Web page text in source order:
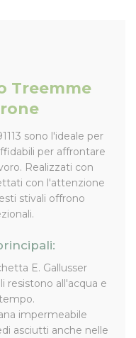
Treemme
sono l'ideale per
per affrontare
Realizzati con
con l'attenzione
stivali offrono
E. Gallusser
resistono all'acqua e
impermeabile
asciutti anche nelle